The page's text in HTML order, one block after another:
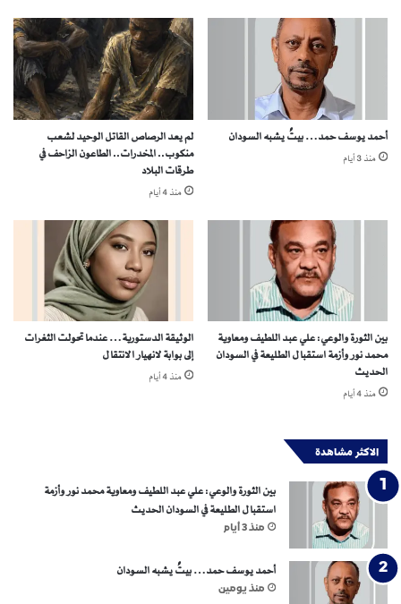
ح
ي
ا
.
أحمد يوسف حمد… بيتٌ يشبه السودان
منذ 3 أيام
لم يعد الرصاص القاتل الوحيد لشعب
منكوب.. المخدرات.. الطاعون الزاحف في
طرقات البلاد
منذ 4 أيام
بين الثورة والوعي: علي عبد اللطيف ومعاوية
محمد نور وأزمة استقبال الطليعة في السودان
الحديث
منذ 4 أيام
الوثيقة الدستورية… عندما تحولت الثغرات
إلى بوابة لانهيار الانتقال
منذ 4 أيام
الاكثر مشاهدة
بين الثورة والوعي: علي عبد اللطيف ومعاوية محمد نور وأزمة
استقبال الطليعة في السودان الحديث
منذ 3 أيام
أحمد يوسف حمد… بيتٌ يشبه السودان
منذ يومين